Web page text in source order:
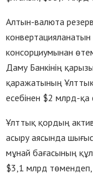
Алтын-валюта
консорциумынан
Даму Банкінің
қаражатының Ұлттық
есебінен $2 млрд-қа
Ұлттық қордың
асыру аясында
мұнай бағасының
$3,1 млрд